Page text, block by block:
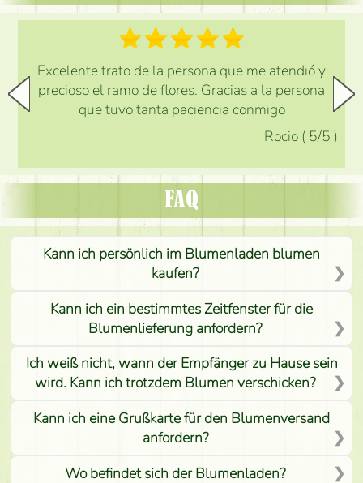
Excelente trato de la persona que me atendió y
precioso el ramo de flores. Gracias a la persona
que tuvo tanta paciencia conmigo
Rocio ( 5/5 )
FAQ
Kann ich persönlich im Blumenladen blumen
kaufen?
Kann ich ein bestimmtes Zeitfenster für die
Blumenlieferung anfordern?
Ich weiß nicht, wann der Empfänger zu Hause sein
wird. Kann ich trotzdem Blumen verschicken?
Kann ich eine Grußkarte für den Blumenversand
anfordern?
Wo befindet sich der Blumenladen?